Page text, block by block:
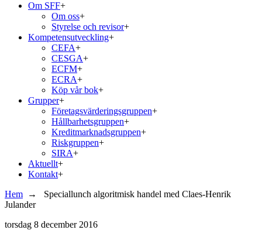
Om SFF+
Om oss+
Styrelse och revisor+
Kompetensutveckling+
CEFA+
CESGA+
ECFM+
ECRA+
Köp vår bok+
Grupper+
Företagsvärderingsgruppen+
Hållbarhetsgruppen+
Kreditmarknadsgruppen+
Riskgruppen+
SIRA+
Aktuellt+
Kontakt+
Hem → Speciallunch algoritmisk handel med Claes-Henrik
Julander
torsdag 8 december 2016